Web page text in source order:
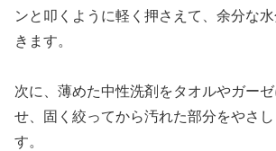
ンと叩くように軽く押さえて、余分な
きます。
次に、薄めた中性洗剤をタオルやガー
せ、固く絞ってから汚れた部分をやさ
す。